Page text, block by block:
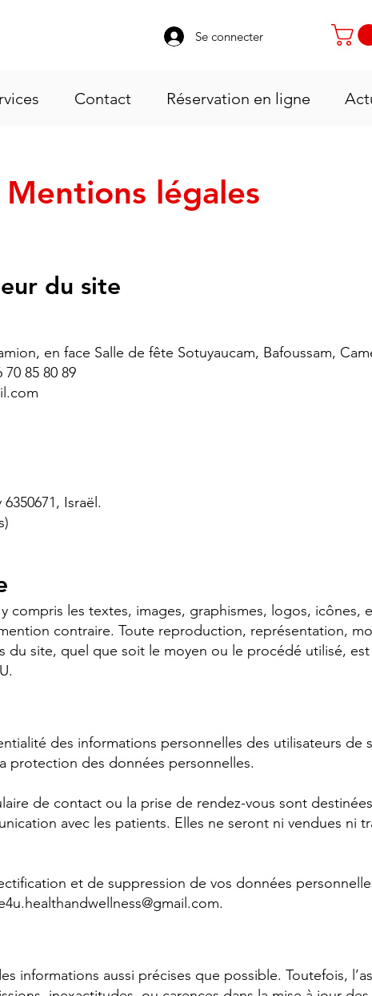
Se connecter
Contact Réservation en ligne
Mentions légales
du site
en face Salle de fête Sotuyaucam, Bafoussam,
85 80 89
Israël.
compris les textes, images, graphismes, logos, icônes,
contraire. Toute reproduction, représentation,
site, quel que soit le moyen ou le procédé utilisé,
des informations personnelles des utilisateurs de
protection des données personnelles.
de contact ou la prise de rendez-vous sont
avec les patients. Elles ne seront ni vendues ni
et de suppression de vos données
.
informations aussi précises que possible. Toutefois,